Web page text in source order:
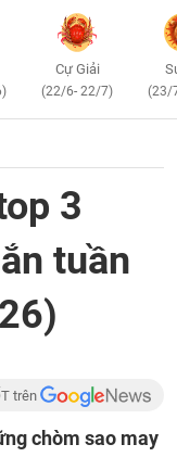
Cự Giải
(22/6- 22/7) (23/
3
tuần
trên
chòm sao may